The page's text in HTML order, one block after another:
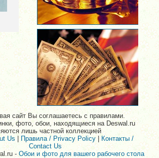
сайт Вы соглашаетесь с правилами.
фото, обои, находящиеся на Deswal.ru
лишь частной коллекцией
Us
Правила / Privacy Policy|Контакты /
Contact Us
-Обои и фото для вашего рабочего стола